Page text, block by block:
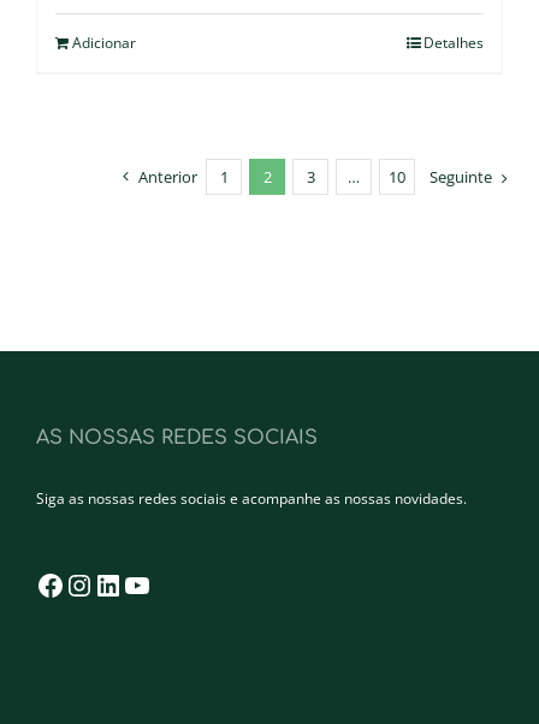
Adicionar Detalhes
Anterior 1 2 3 … 10 Seguinte
AS NOSSAS REDES SOCIAIS
Siga as nossas redes sociais e acompanhe as nossas novidades.
Facebook
Instagram
LinkedIn